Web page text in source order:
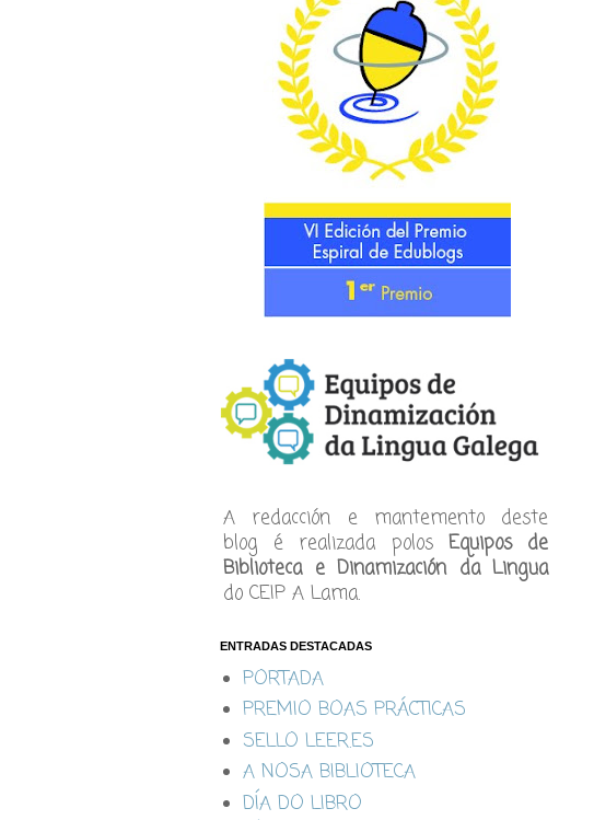
A redacción e mantemento deste
blog é realizada polos Equipos de
Biblioteca e Dinamización da Lingua
do CEIP A Lama.
ENTRADAS DESTACADAS
PORTADA
PREMIO BOAS PRÁCTICAS
SELLO LEER.ES
A NOSA BIBLIOTECA
DÍA DO LIBRO